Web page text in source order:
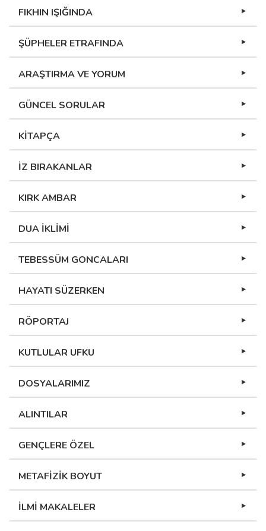
FIKHIN IŞIĞINDA
ŞÜPHELER ETRAFINDA
ARAŞTIRMA VE YORUM
GÜNCEL SORULAR
KİTAPÇA
İZ BIRAKANLAR
KIRK AMBAR
DUA İKLİMİ
TEBESSÜM GONCALARI
HAYATI SÜZERKEN
RÖPORTAJ
KUTLULAR UFKU
DOSYALARIMIZ
ALINTILAR
GENÇLERE ÖZEL
METAFİZİK BOYUT
İLMİ MAKALELER